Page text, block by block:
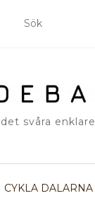
svåra enklare
CYKLA DALARNA